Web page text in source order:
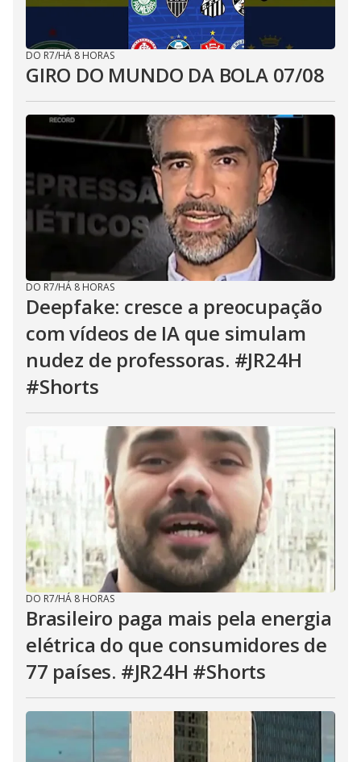
DO R7/HÁ 8 HORAS
GIRO DO MUNDO DA BOLA 07/08
DO R7/HÁ 8 HORAS
Deepfake: cresce a preocupação
com vídeos de IA que simulam
nudez de professoras. #JR24H
#Shorts
DO R7/HÁ 8 HORAS
Brasileiro paga mais pela energia
elétrica do que consumidores de
77 países. #JR24H #Shorts